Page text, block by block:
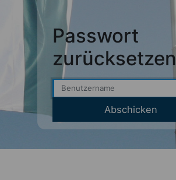
Passwort
zurücksetzen
Benutzername
Abschicken